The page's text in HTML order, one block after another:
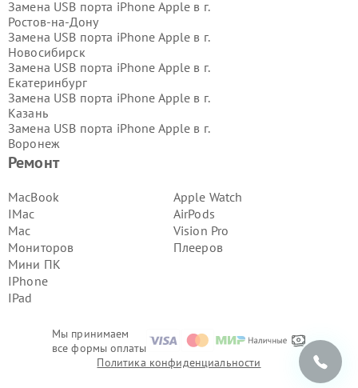
Мы принимаем
все формы оплаты
Ремонт
MacBook
IMac
Mac
Мониторов
Мини ПК
IPhone
IPad
Apple Watch
AirPods
Vision Pro
Плееров
Замена USB порта iPhone Apple в г.
Ростов-на-Дону
Замена USB порта iPhone Apple в г.
Новосибирск
Замена USB порта iPhone Apple в г.
Екатеринбург
Замена USB порта iPhone Apple в г.
Казань
Замена USB порта iPhone Apple в г.
Воронеж
Замена USB порта iPhone Apple в г.
Замена USB порта iPhone Apple в г.
Самара
Замена USB порта iPhone Apple в г.
Пермь
Замена USB порта iPhone Apple в г.
Красноярск
Замена USB порта iPhone Apple в г.
Ижевск
Челябинск
Замена USB порта iPhone Apple в г.
Замена USB порта iPhone Apple в г.
Политика конфиденциальности